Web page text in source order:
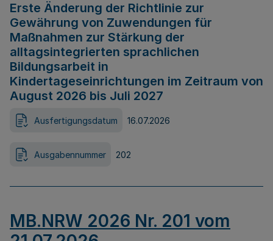
Erste Änderung der Richtlinie zur
Gewährung von Zuwendungen für
Maßnahmen zur Stärkung der
alltagsintegrierten sprachlichen
Bildungsarbeit in
Kindertageseinrichtungen im Zeitraum von
August 2026 bis Juli 2027
Ausfertigungsdatum 16.07.2026
Ausgabennummer 202
MB.NRW 2026 Nr. 201 vom